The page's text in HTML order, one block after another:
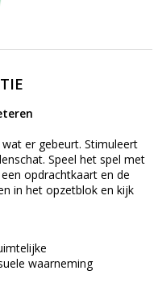
er gebeurt. Stimuleert
Speel het spel met
opdrachtkaart en de
in het opzetblok en kijk
waarneming